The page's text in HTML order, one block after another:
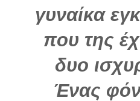
γυναίκα
που της
δυο
Ένας